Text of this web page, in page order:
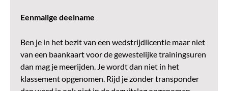
Eenmalige deelname
Ben je in het bezit van een wedstrijdlicentie maar niet
van een baankaart voor de gewestelijke trainingsuren
dan mag je meerijden. Je wordt dan niet in het
klassement opgenomen. Rijd je zonder transponder